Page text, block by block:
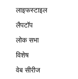
लाइफस्टाइल
लैपटॉप
लोक सभा
विशेष
वेब सीरीज